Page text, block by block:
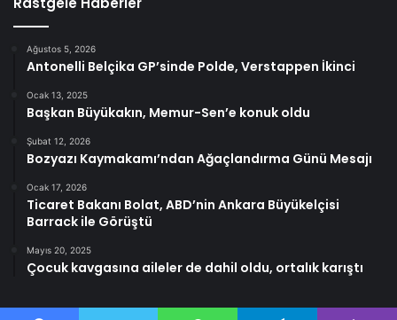
Ağustos 5, 2026
Antonelli Belçika GP’sinde Polde, Verstappen İkinci
Ocak 13, 2025
Başkan Büyükakın, Memur-Sen’e konuk oldu
Şubat 12, 2026
Bozyazı Kaymakamı’ndan Ağaçlandırma Günü Mesajı
Ocak 17, 2026
Ticaret Bakanı Bolat, ABD’nin Ankara Büyükelçisi
Barrack ile Görüştü
Mayıs 20, 2025
Çocuk kavgasına aileler de dahil oldu, ortalık karıştı